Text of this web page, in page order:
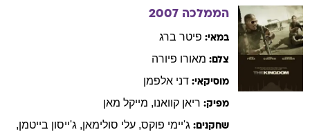
הממלכה 2007
במאי: פיטר ברג
צלם: מאורו פיורה
מוסיקאי: דני אלפמן
מפיק: ריאן קוואנו, מייקל מאן
שחקנים: ג'יימי פוקס, עלי סולימאן, ג'ייסון בייטמן,